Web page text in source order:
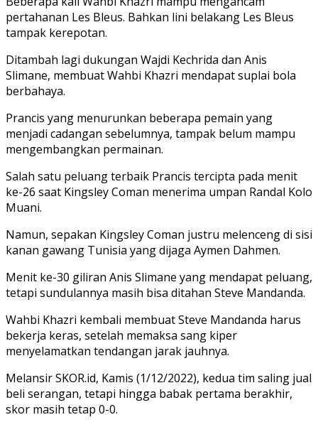
pertahanan Les Bleus. Bahkan lini belakang Les Bleus
tampak kerepotan.
Ditambah lagi dukungan Wajdi Kechrida dan Anis
Slimane, membuat Wahbi Khazri mendapat suplai bola
berbahaya.
Prancis yang menurunkan beberapa pemain yang
menjadi cadangan sebelumnya, tampak belum mampu
mengembangkan permainan.
Salah satu peluang terbaik Prancis tercipta pada menit
ke-26 saat Kingsley Coman menerima umpan Randal Kolo
Muani.
Namun, sepakan Kingsley Coman justru melenceng di sisi
kanan gawang Tunisia yang dijaga Aymen Dahmen.
Menit ke-30 giliran Anis Slimane yang mendapat peluang,
tetapi sundulannya masih bisa ditahan Steve Mandanda.
Wahbi Khazri kembali membuat Steve Mandanda harus
bekerja keras, setelah memaksa sang kiper
menyelamatkan tendangan jarak jauhnya.
Melansir SKOR.id, Kamis (1/12/2022), kedua tim saling jual
beli serangan, tetapi hingga babak pertama berakhir,
skor masih tetap 0-0.